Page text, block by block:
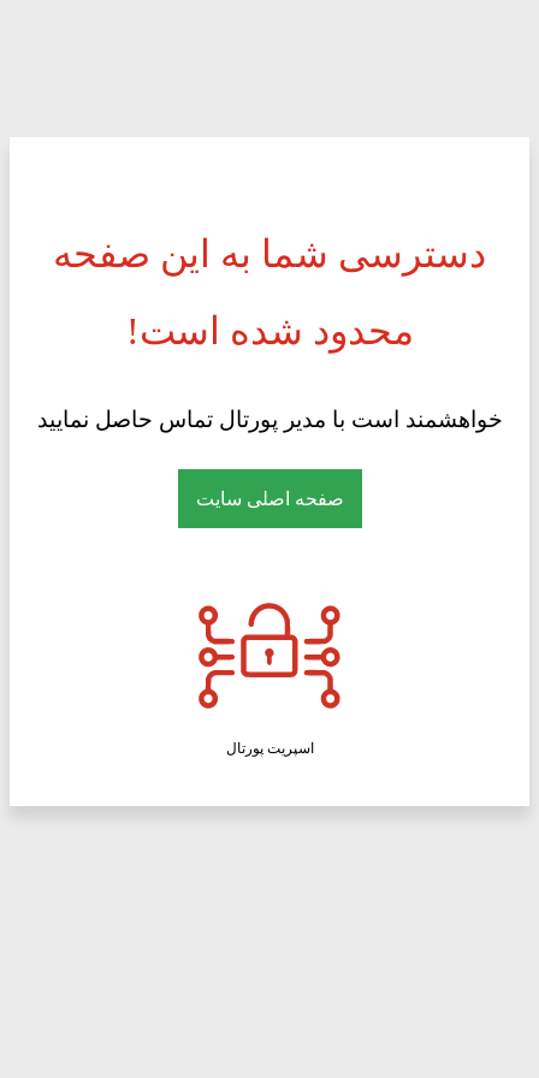
دسترسی شما به این صفحه
محدود شده است!
خواهشمند است با مدیر پورتال تماس حاصل نمایید
صفحه اصلی سایت
اسپریت پورتال